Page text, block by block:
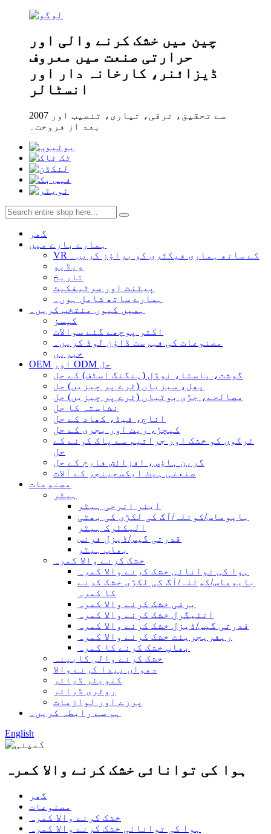
چین میں خشک کرنے والی اور
حرارتی صنعت میں معروف
ڈیزائنر، کارخانہ دار اور
انسٹالر
2007 سے تحقیق، ترقی، تیاری، تنصیب اور
بعد از فروخت۔
گھر
ہمارے بارے میں
VR کے ساتھ ہماری فیکٹری کو براؤز کریں۔
ویڈیو
تاریخ
پیٹنٹ اور سرٹیفکیٹ
ہمارے ساتھ شامل ہوں۔
ہمیں کیوں منتخب کریں۔
کیسز
اکثر پوچھے گئے سوالات
مصنوعات کی فہرست ڈاؤن لوڈ کریں۔
خبریں
OEM اور ODM حل
گوشت، پاستا، نوڈل (ہنگنگ اسٹف) کے حل
پھل، سبزیاں (ٹرے پر چیزیں) حل
مصالحے، جڑی بوٹیاں (ٹرے پر چیزیں) حل
نشاستہ کا حل
اناج، فیڈ، کھاد کے حل
کیچڑ، ریت اور بجری کے حل
ٹرکوں کو خشک اور جراثیم سے پاک کرنے کے
حل
گرین ہاؤس، افزائش فارم کے حل
صنعتی ہیٹ ایکسچینجر کے آلات
مصنوعات
ہیٹر
ایئر انرجی ہیٹر
بایوماس/کوئلہ/آگ کی لکڑی کی بھٹی
الیکٹرک ہیٹر
قدرتی گیس/ڈیزل فرنس
بھاپ ہیٹر
خشک کرنے والا کمرہ
ہوا کی توانائی خشک کرنے والا کمرہ
بایوماس/کوئلہ/آگ کی لکڑی خشک کرنے
کا کمرہ
برقی خشک کرنے والا کمرہ
انٹیگرل خشک کرنے والا کمرہ
قدرتی گیس/ڈیزل خشک کرنے والا کمرہ
ریفریجرینٹ خشک کرنے والا کمرہ
بھاپ خشک کرنے کا کمرہ
خشک کرنے والی کابینہ
دھواں پیدا کرنے والا
کنویئر ڈرائر
روٹری ڈرائر
پرزے اور لوازمات
ہم سے رابطہ کریں۔
English
ہوا کی توانائی خشک کرنے والا کمرہ
گھر
مصنوعات
خشک کرنے والا کمرہ
ہوا کی توانائی خشک کرنے والا کمرہ